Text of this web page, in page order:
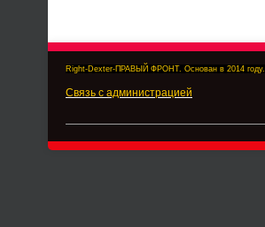
Right-Dexter-ПРАВЫЙ ФРОНТ. Основан в 2014 году.
Связь с администрацией